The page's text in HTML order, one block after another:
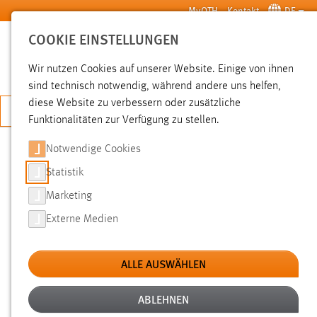
Zum Hauptinhalt springen MyOTH Kontakt DE
SUCHE
JETZT BEWERBEN
SUCHE
FILTER
Typ
Erstellungsdatum
COOKIE EINSTELLUNGEN
Wir nutzen Cookies auf unserer Website. Einige von ihnen
sind technisch notwendig, während andere uns helfen,
diese Website zu verbessern oder zusätzliche
Funktionalitäten zur Verfügung zu stellen.
Notwendige Cookies
Statistik
Marketing
Externe Medien
ALLE AUSWÄHLEN
ABLEHNEN